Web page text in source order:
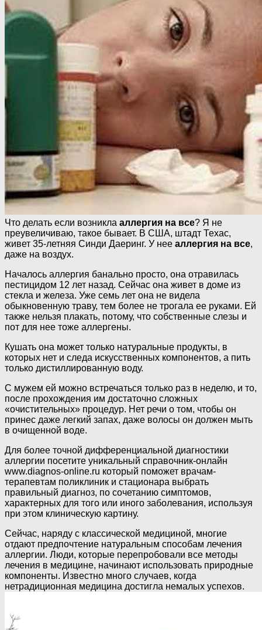
Что делать если возникла аллергия на все? Я не
преувеличиваю, такое бывает. В США, штадт Техас,
живет 35-летняя Синди Даеринг. У нее аллергия на все,
даже на воздух.
Началось аллергия банально просто, она отравилась
пестицидом 12 лет назад. Сейчас она живет в доме из
стекла и железа. Уже семь лет она не видела
обыкновенную траву, тем более не трогала ее руками. Ей
также нельзя плакать, потому, что собственные слезы и
пот для нее тоже аллергены.
Кушать она может только натуральные продукты, в
которых нет и следа искусственных компонентов, а пить
только дистиллированную воду.
С мужем ей можно встречаться только раз в неделю, и то,
после прохождения им достаточно сложных
«очистительных» процедур. Нет речи о том, чтобы он
принес даже легкий запах, даже волосы он должен мыть
в очищенной воде.
Для более точной дифференциальной диагностики
аллергии посетите уникальный справочник-онлайн
www.diagnos-online.ru который поможет врачам-
терапевтам поликлиник и стационара выбрать
правильный диагноз, по сочетанию симптомов,
характерных для того или иного заболевания, используя
при этом клиническую картину.
Сейчас, наряду с классической медициной, многие
отдают предпочтение натуральным способам лечения
аллергии. Люди, которые перепробовали все методы
лечения в медицине, начинают использовать природные
компоненты. Известно много случаев, когда
нетрадиционная медицина достигла немалых успехов.